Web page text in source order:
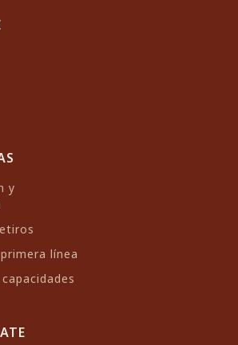
idiomas o
y explorando
para Wildfire
fue Jefe de
para BurnBot.
BurnBot, Luke pasó
de Incendios para
con la
para mejorar el
los bomberos y los
de apoyo operativo.
federal en la
y
línea